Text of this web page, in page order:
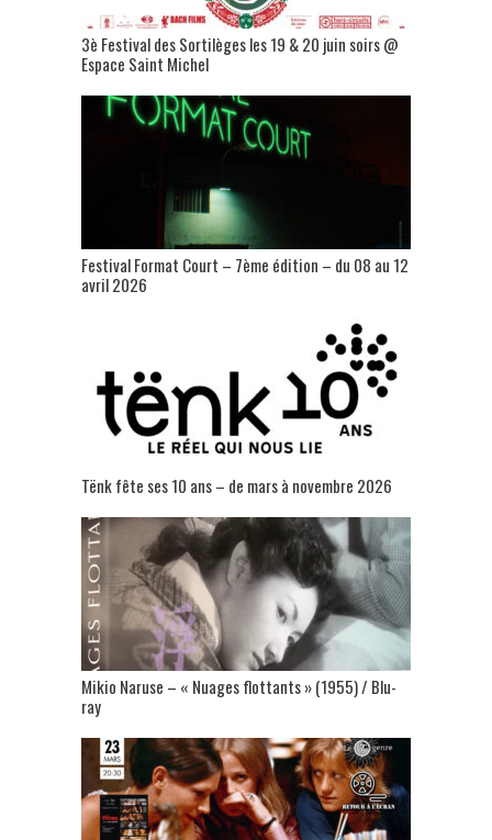
3è Festival des Sortilèges les 19 & 20 juin soirs @
Espace Saint Michel
Festival Format Court – 7ème édition – du 08 au 12
avril 2026
Tënk fête ses 10 ans – de mars à novembre 2026
Mikio Naruse – « Nuages flottants » (1955) / Blu-
ray